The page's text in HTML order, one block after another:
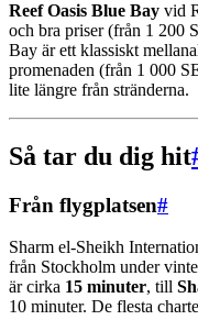
Reef Oasis Blue Bay vid
och bra priser (från 1 200
Bay är ett klassiskt
promenaden (från 1 000
lite längre från stränderna.
Så tar du dig hit
Från flygplatsen#
Sharm el-Sheikh
från Stockholm under
är cirka 15 minuter, till
10 minuter. De flesta